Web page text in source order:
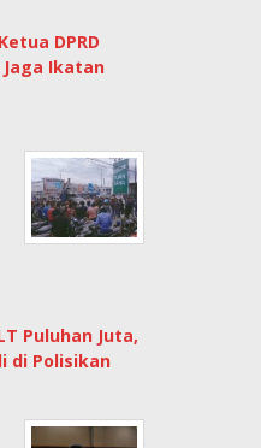
DPRD
Ikatan
Puluhan Juta,
di Polisikan